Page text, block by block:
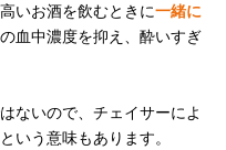
いお酒を飲むときに一緒に
血中濃度を抑え、酔いすぎ
ないので、チェイサーによ
いう意味もあります。